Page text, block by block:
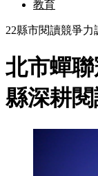
教育
22縣市閱讀競爭力
北市蟬
縣深耕